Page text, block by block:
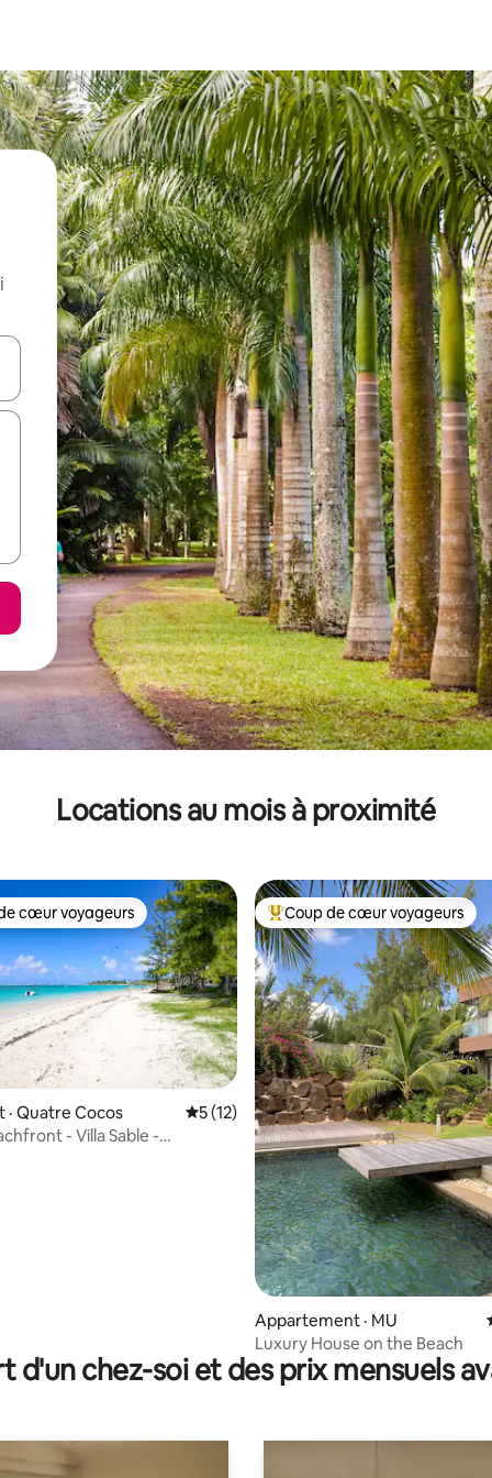
les flèches vers le haut et vers le bas, ou en appuyant
Locations au mois à proximité
5, 23 commentaires
voyageurs parmi les plus aimés
cœur voyageurs
Quatre Cocos Note moyenne de 5 sur 5, 12
5 (12)
- Villa Sable -
Coup de cœur voyageurs
Coup de cœur voyageurs
Appartement · MU
Luxury House on the Beach
d'un chez-soi et des prix mensuels